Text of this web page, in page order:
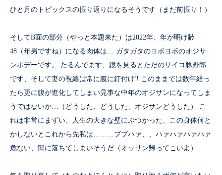
ひと月のトピックスの振り返りになるそうです（まだ前振り！）
そしてB面の部分（やっと本題来た）は2022年、年が明け齢
48（年男ですね）になる肉体は… ガタガタのヨボヨボのオジサ
ンボデーです。 たるんでます、鏡を見るとただのサイコ豚野郎
です、そして妻の視線は常に腹に釘付け‼︎ このままでは数年経っ
たら更に腹が進化してしまい見事な中年のオジサンになってしま
うではないか…（どうした、どうした、オジサンどうした） こ
れは非常にまずい、人生の大きな壁にぶつかった、この身体何と
かしないとこれから先私は………ブブハァ、、ハァハァハァハァ
危ない、闇に落ちてしまいそうだ（オッサン帰ってこいよ）